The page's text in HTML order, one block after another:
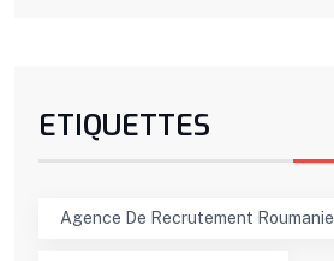
ETIQUETTES
Agence De Recrutement Roumanie